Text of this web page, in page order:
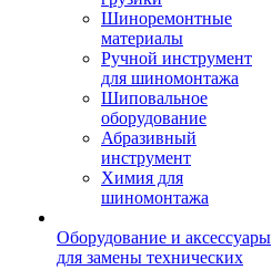
Шиноремонтные
материалы
Ручной инструмент
для шиномонтажа
Шиповальное
оборудование
Абразивный
инструмент
Химия для
шиномонтажа
Оборудование и аксессуары
для замены технических